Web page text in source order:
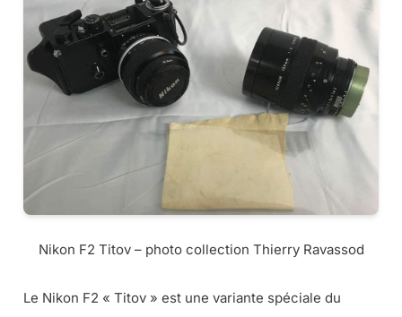
Nikon F2 Titov – photo collection Thierry Ravassod
Le Nikon F2 « Titov » est une variante spéciale du